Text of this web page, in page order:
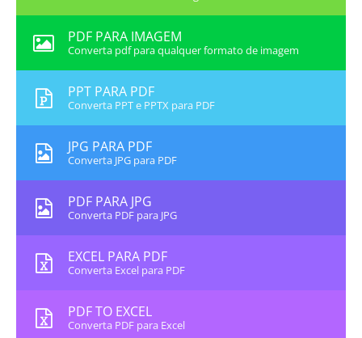
PDF PARA IMAGEM
Converta pdf para qualquer formato de imagem
PPT PARA PDF
Converta PPT e PPTX para PDF
JPG PARA PDF
Converta JPG para PDF
PDF PARA JPG
Converta PDF para JPG
EXCEL PARA PDF
Converta Excel para PDF
PDF TO EXCEL
Converta PDF para Excel